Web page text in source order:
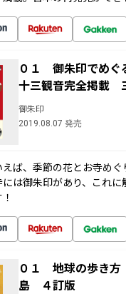
０１ 御朱印でめ
十三観音完全掲載
御朱印
2019.08.07 発売
ば、季節の花とお寺め
には御朱印があり、これ
０１ 地球の歩き
島 ４訂版